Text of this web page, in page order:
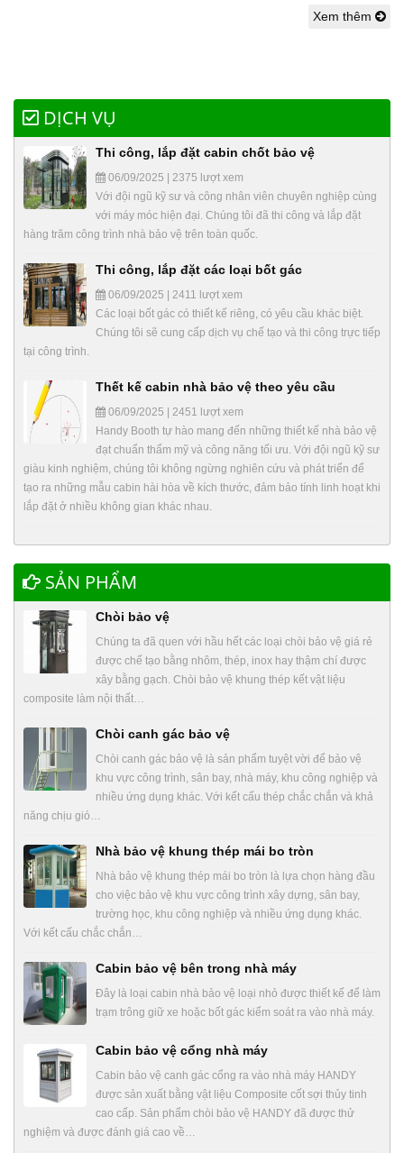
Xem thêm
DỊCH VỤ
Thi công, lắp đặt cabin chốt bảo vệ
06/09/2025 | 2375 lượt xem
Với đội ngũ kỹ sư và công nhân viên chuyên nghiệp cùng
với máy móc hiện đại. Chúng tôi đã thi công và lắp đặt
hàng trăm công trình nhà bảo vệ trên toàn quốc.
Thi công, lắp đặt các loại bốt gác
06/09/2025 | 2411 lượt xem
Các loại bốt gác có thiết kế riêng, có yêu cầu khác biệt.
Chúng tôi sẽ cung cấp dịch vụ chế tạo và thi công trực tiếp
tại công trình.
Thết kế cabin nhà bảo vệ theo yêu cầu
06/09/2025 | 2451 lượt xem
Handy Booth tự hào mang đến những thiết kế nhà bảo vệ
đạt chuẩn thẩm mỹ và công năng tối ưu. Với đội ngũ kỹ sư
giàu kinh nghiệm, chúng tôi không ngừng nghiên cứu và phát triển để
tạo ra những mẫu cabin hài hòa về kích thước, đảm bảo tính linh hoạt khi
lắp đặt ở nhiều không gian khác nhau.
SẢN PHẨM
Chòi bảo vệ
Chúng ta đã quen với hầu hết các loại chòi bảo vệ giá rẻ
được chế tạo bằng nhôm, thép, inox hay thậm chí được
xây bằng gạch. Chòi bảo vệ khung thép kết vật liệu
composite làm nội thất…
Chòi canh gác bảo vệ
Chòi canh gác bảo vệ là sản phẩm tuyệt vời để bảo vệ
khu vực công trình, sân bay, nhà máy, khu công nghiệp và
nhiều ứng dụng khác. Với kết cấu thép chắc chắn và khả
năng chịu gió…
Nhà bảo vệ khung thép mái bo tròn
Nhà bảo vệ khung thép mái bo tròn là lựa chọn hàng đầu
cho việc bảo vệ khu vực công trình xây dựng, sân bay,
trường học, khu công nghiệp và nhiều ứng dụng khác.
Với kết cấu chắc chắn…
Cabin bảo vệ bên trong nhà máy
Đây là loại cabin nhà bảo vệ loại nhỏ được thiết kế để làm
trạm trông giữ xe hoặc bốt gác kiểm soát ra vào nhà máy.
Cabin bảo vệ cổng nhà máy
Cabin bảo vệ canh gác cổng ra vào nhà máy HANDY
được sản xuất bằng vật liệu Composite cốt sợi thủy tinh
cao cấp. Sản phẩm chòi bảo vệ HANDY đã được thử
nghiệm và được đánh giá cao về…